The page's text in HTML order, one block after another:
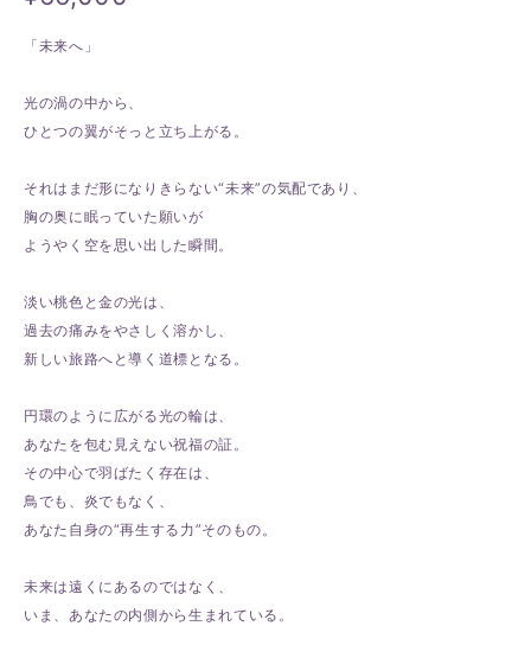
「未来へ」
光の渦の中から、
ひとつの翼がそっと立ち上がる。
それはまだ形になりきらない“未来”の気配であり、
胸の奥に眠っていた願いが
ようやく空を思い出した瞬間。
淡い桃色と金の光は、
過去の痛みをやさしく溶かし、
新しい旅路へと導く道標となる。
円環のように広がる光の輪は、
あなたを包む見えない祝福の証。
その中心で羽ばたく存在は、
鳥でも、炎でもなく、
あなた自身の“再生する力”そのもの。
未来は遠くにあるのではなく、
いま、あなたの内側から生まれている。